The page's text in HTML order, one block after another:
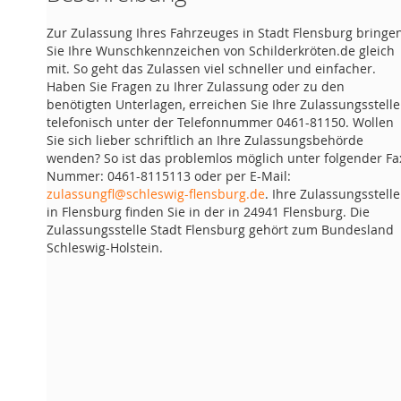
Zur Zulassung Ihres Fahrzeuges in Stadt Flensburg
Sie Ihre Wunschkennzeichen von Schilderkröten.de gleich
mit. So geht das Zulassen viel schneller und einfacher.
Haben Sie Fragen zu Ihrer Zulassung oder zu den
benötigten Unterlagen, erreichen Sie Ihre Zulassungsstelle
telefonisch unter der Telefonnummer 0461-81150. Wollen
Sie sich lieber schriftlich an Ihre Zulassungsbehörde
wenden? So ist das problemlos möglich unter folgender
Nummer: 0461-8115113 oder per E-Mail:
zulassungfl@schleswig-flensburg.de. Ihre Zulassungsstelle
in Flensburg finden Sie in der in 24941 Flensburg. Die
Zulassungsstelle Stadt Flensburg gehört zum Bundesland
Schleswig-Holstein.